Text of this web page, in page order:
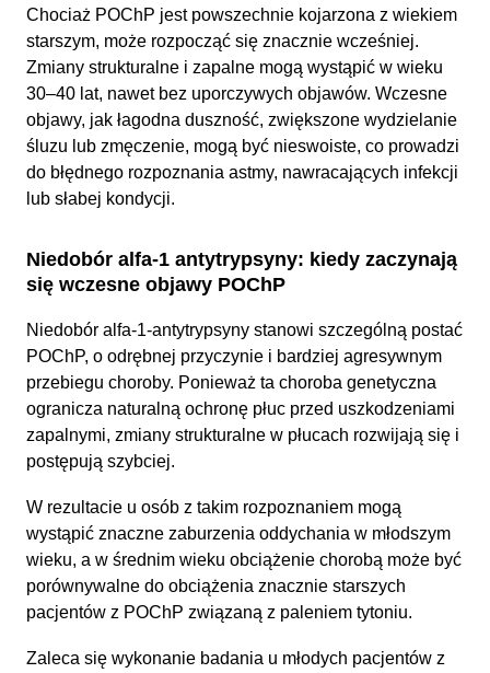
Chociaż POChP jest powszechnie kojarzona z wiekiem
starszym, może rozpocząć się znacznie wcześniej.
Zmiany strukturalne i zapalne mogą wystąpić w wieku
30–40 lat, nawet bez uporczywych objawów. Wczesne
objawy, jak łagodna duszność, zwiększone wydzielanie
śluzu lub zmęczenie, mogą być nieswoiste, co prowadzi
do błędnego rozpoznania astmy, nawracających infekcji
lub słabej kondycji.
Niedobór alfa-1 antytrypsyny: kiedy zaczynają
się wczesne objawy POChP
Niedobór alfa-1-antytrypsyny stanowi szczególną postać
POChP, o odrębnej przyczynie i bardziej agresywnym
przebiegu choroby. Ponieważ ta choroba genetyczna
ogranicza naturalną ochronę płuc przed uszkodzeniami
zapalnymi, zmiany strukturalne w płucach rozwijają się i
postępują szybciej.
W rezultacie u osób z takim rozpoznaniem mogą
wystąpić znaczne zaburzenia oddychania w młodszym
wieku, a w średnim wieku obciążenie chorobą może być
porównywalne do obciążenia znacznie starszych
pacjentów z POChP związaną z paleniem tytoniu.
Zaleca się wykonanie badania u młodych pacjentów z